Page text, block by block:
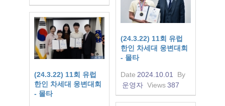
(24.3.22) 11회 유럽
한인 차세대 웅변대회
- 몰타
Date 2024.10.01
By
운영자 Views387
(24.3.22) 11회 유럽
한인 차세대 웅변대회
- 몰타